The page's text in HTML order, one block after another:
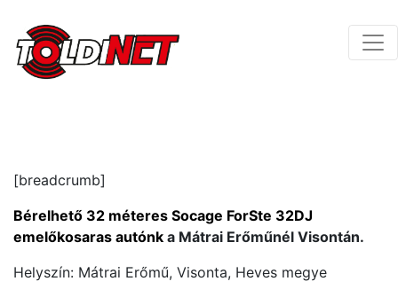
[breadcrumb]
Bérelhető 32 méteres Socage ForSte 32DJ
emelőkosaras autónk a Mátrai Erőműnél Visontán.
Helyszín: Mátrai Erőmű, Visonta, Heves megye